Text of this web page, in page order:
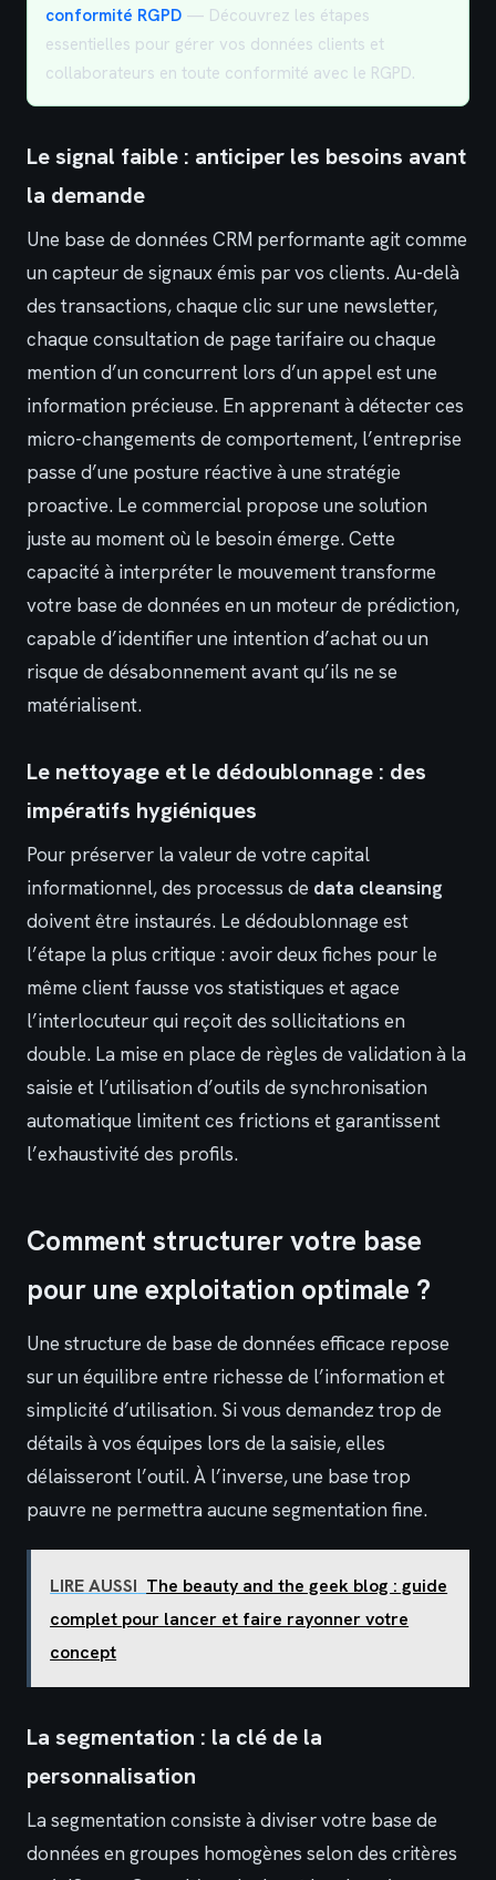
conformité RGPD — Découvrez les étapes
essentielles pour gérer vos données clients et
collaborateurs en toute conformité avec le RGPD.
Le signal faible : anticiper les besoins avant
la demande
Une base de données CRM performante agit comme
un capteur de signaux émis par vos clients. Au-delà
des transactions, chaque clic sur une newsletter,
chaque consultation de page tarifaire ou chaque
mention d’un concurrent lors d’un appel est une
information précieuse. En apprenant à détecter ces
micro-changements de comportement, l’entreprise
passe d’une posture réactive à une stratégie
proactive. Le commercial propose une solution
juste au moment où le besoin émerge. Cette
capacité à interpréter le mouvement transforme
votre base de données en un moteur de prédiction,
capable d’identifier une intention d’achat ou un
risque de désabonnement avant qu’ils ne se
matérialisent.
Le nettoyage et le dédoublonnage : des
impératifs hygiéniques
Pour préserver la valeur de votre capital
informationnel, des processus de data cleansing
doivent être instaurés. Le dédoublonnage est
l’étape la plus critique : avoir deux fiches pour le
même client fausse vos statistiques et agace
l’interlocuteur qui reçoit des sollicitations en
double. La mise en place de règles de validation à la
saisie et l’utilisation d’outils de synchronisation
automatique limitent ces frictions et garantissent
l’exhaustivité des profils.
Comment structurer votre base
pour une exploitation optimale ?
Une structure de base de données efficace repose
sur un équilibre entre richesse de l’information et
simplicité d’utilisation. Si vous demandez trop de
détails à vos équipes lors de la saisie, elles
délaisseront l’outil. À l’inverse, une base trop
pauvre ne permettra aucune segmentation fine.
LIRE AUSSI The beauty and the geek blog : guide
complet pour lancer et faire rayonner votre
concept
La segmentation : la clé de la
personnalisation
La segmentation consiste à diviser votre base de
données en groupes homogènes selon des critères